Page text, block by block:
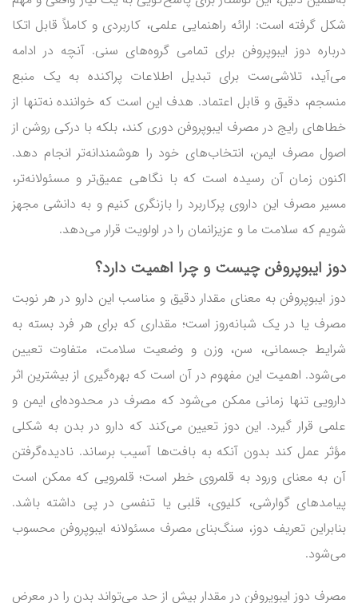
شکل گرفته است: ارائه راهنمایی علمی، کاربردی و کاملاً قابل اتکا
درباره دوز ایبوپروفن برای تمامی گروه‌های سنی. آنچه در ادامه
می‌آید، تلاشی‌ست برای تبدیل اطلاعات پراکنده به یک منبع
منسجم، دقیق و قابل اعتماد. هدف این است که خواننده نه‌تنها از
خطاهای رایج در مصرف ایبوپروفن دوری کند، بلکه با درکی روشن از
اصول مصرف ایمن، انتخاب‌های خود را هوشمندانه‌تر انجام دهد.
اکنون زمان آن رسیده است که با نگاهی عمیق‌تر و مسئولانه‌تر،
مسیر مصرف این داروی پرکاربرد را بازنگری کنیم و به دانشی مجهز
شویم که سلامت ما و عزیزانمان را در اولویت قرار می‌دهد.
دوز ایبوپروفن چیست و چرا اهمیت دارد؟
دوز ایبوپروفن به معنای مقدار دقیق و مناسب این دارو در هر نوبت
مصرف یا در یک شبانه‌روز است؛ مقداری که برای هر فرد بسته به
شرایط جسمانی، سن، وزن و وضعیت سلامت، متفاوت تعیین
می‌شود. اهمیت این مفهوم در آن است که بهره‌گیری از بیشترین اثر
دارویی تنها زمانی ممکن می‌شود که مصرف در محدوده‌ای ایمن و
علمی قرار گیرد. این دوز تعیین می‌کند که دارو در بدن به شکلی
مؤثر عمل کند بدون آنکه به بافت‌ها آسیب برساند. نادیده‌گرفتن
آن به معنای ورود به قلمروی خطر است؛ قلمرویی که ممکن است
پیامدهای گوارشی، کلیوی، قلبی یا تنفسی در پی داشته باشد.
بنابراین تعریف دوز، سنگ‌بنای مصرف مسئولانه ایبوپروفن محسوب
می‌شود.
مصرف دوز ایبوپروفن در مقدار بیش از حد می‌تواند بدن را در معرض